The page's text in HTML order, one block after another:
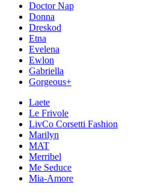
Doctor Nap
Donna
Dreskod
Etna
Evelena
Ewlon
Gabriella
Gorgeous+
Laete
Le Frivole
LivCo Corsetti Fashion
Marilyn
MAT
Merribel
Me Seduce
Mia-Amore